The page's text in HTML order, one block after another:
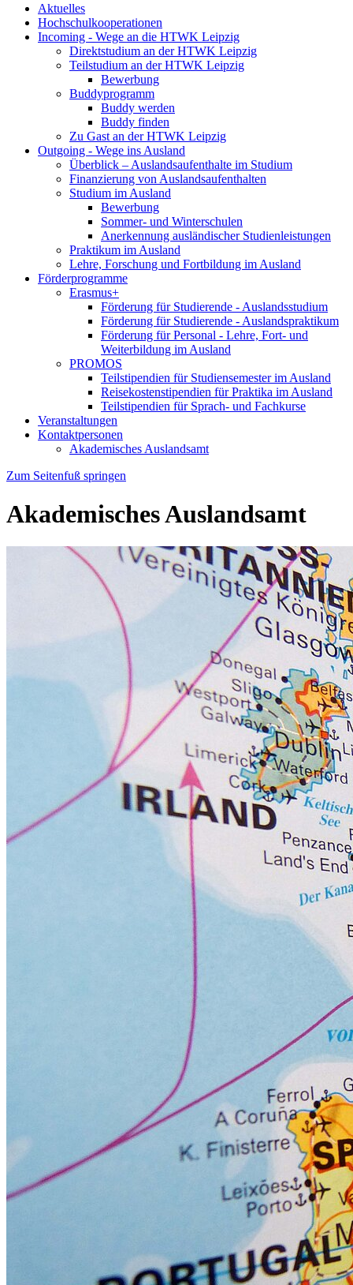
Aktuelles
Hochschulkooperationen
Incoming - Wege an die HTWK Leipzig
Direktstudium an der HTWK Leipzig
Teilstudium an der HTWK Leipzig
Bewerbung
Buddyprogramm
Buddy werden
Buddy finden
Zu Gast an der HTWK Leipzig
Outgoing - Wege ins Ausland
Überblick – Auslandsaufenthalte im Studium
Finanzierung von Auslandsaufenthalten
Studium im Ausland
Bewerbung
Sommer- und Winterschulen
Anerkennung ausländischer Studienleistungen
Praktikum im Ausland
Lehre, Forschung und Fortbildung im Ausland
Förderprogramme
Erasmus+
Förderung für Studierende - Auslandsstudium
Förderung für Studierende - Auslandspraktikum
Förderung für Personal - Lehre, Fort- und
Weiterbildung im Ausland
PROMOS
Teilstipendien für Studiensemester im Ausland
Reisekostenstipendien für Praktika im Ausland
Teilstipendien für Sprach- und Fachkurse
Veranstaltungen
Kontaktpersonen
Akademisches Auslandsamt
Zum Seitenfuß springen
Akademisches Auslandsamt